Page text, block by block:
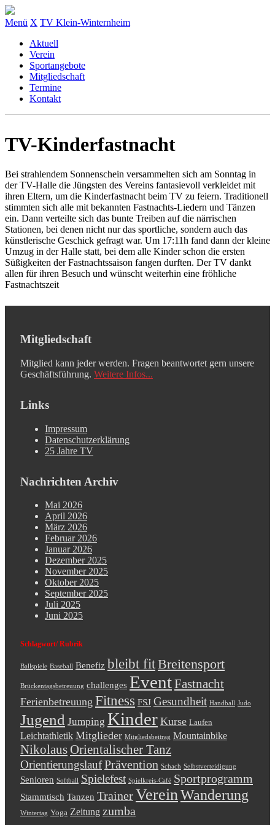
Menü X TV Klein-Winternheim
Aktuell
Verein
Sportangebote
Mitgliedschaft
Termine
Kontakt
TV-Kinderfastnacht
Bei strahlendem Sonnenschein versammelten sich am Sonntag in
der TV-Halle die Jüngsten des Vereins fantasievoll verkleidet mit
ihren Eltern, um die Kinderfastnacht beim TV zu feiern. Traditionell
stimmten sich alle mit bekannten Fastnachts-Liedern und Tänzen
ein. Dann verteilte sich das bunte Treiben auf die närrischen
Stationen, bei denen nicht nur das sportliche, sondern auch das
künstlerische Geschick gefragt war. Um 17:11h fand dann der kleine
Umzug in der Halle statt, bei dem alle Kinder schon die ersten
Süßigkeiten der Fastnachtssaison fangen durften. Der TV dankt
allen für ihren Besuch und wünscht weiterhin eine fröhliche
Fastnachtszeit
Mitgliedschaft
Mitglied kann jeder werden. Fragen beantwortet gern unsere
Geschäftsführung. Weitere Infos...
Links
Impressum
Datenschutzerklärung
25 Jahre TV
Nachrichten Archiv
Mai 2026
April 2026
März 2026
Februar 2026
Januar 2026
Dezember 2025
November 2025
Oktober 2025
September 2025
Juli 2025
Juni 2025
Schlagwort/ Rubrik
Ballspiele Baseball Benefiz bleibt fitBreitensport
Brückentagsbetreuung challenges EventFastnacht
Ferienbetreuung Fitness FSJ Gesundheit Handball Judo
Jugend Jumping Kinder Kurse Laufen
Leichtathletik Mitglieder Mitgliedsbeitrag Mountainbike
Nikolaus Orientalischer Tanz
OrientierungslaufPrävention Schach Selbstverteidigung
Senioren Softball Spielefest Spielkreis-Café Sportprogramm
Stammtisch Tanzen TrainerVereinWanderung
Wintertag Yoga Zeitung zumba